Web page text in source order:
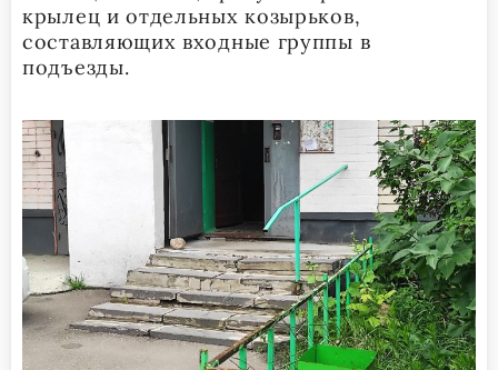
крылец и отдельных козырьков,
составляющих входные группы в
подъезды.